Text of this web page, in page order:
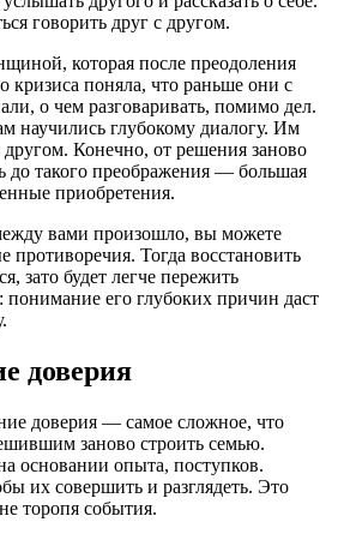
говорить друг с другом.
которая после преодоления
кризиса поняла, что раньше они с
о чем разговаривать, помимо дел.
научились глубокому диалогу. Им
другом. Конечно, от решения заново
до такого преображения — большая
приобретения.
вами произошло, вы можете
противоречия. Тогда восстановить
зато будет легче пережить
понимание его глубоких причин даст
доверия
доверия — самое сложное, что
заново строить семью.
основании опыта, поступков.
их совершить и разглядеть. Это
торопя события.